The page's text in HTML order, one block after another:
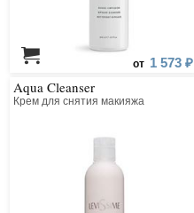
от 1 573 ₽
Aqua Cleanser
Крем для снятия макияжа